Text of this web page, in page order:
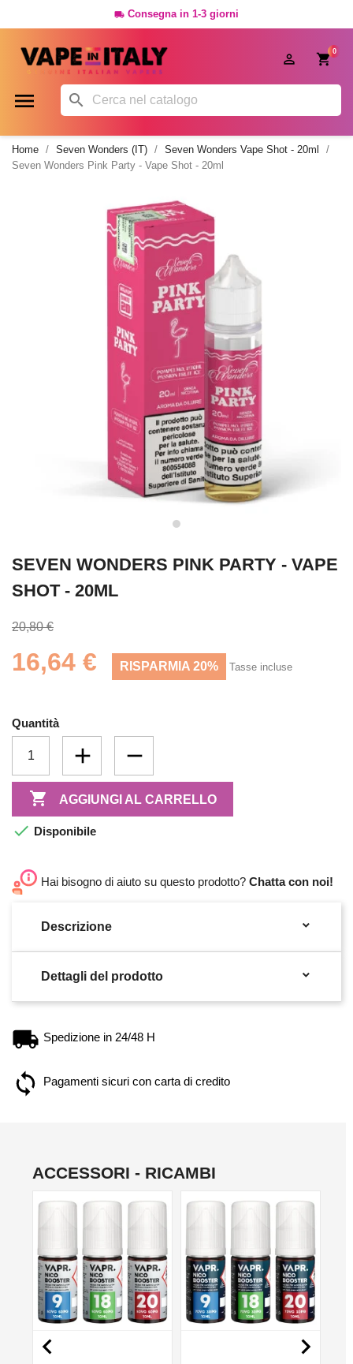
 Consegna in 1-3 giorni
0

 
Home Seven Wonders (IT)
Seven Wonders Vape Shot - 20ml
Seven Wonders Pink Party - Vape Shot - 20ml
SEVEN WONDERS PINK PARTY - VAPE
SHOT - 20ML
20,80 €
16,64 € RISPARMIA 20% Tasse incluse
Quantità
 AGGIUNGI AL CARRELLO
 Disponibile
Hai bisogno di aiuto su questo prodotto? Chatta con noi!
Descrizione 
Dettagli del prodotto 
Spedizione in 24/48 H
Pagamenti sicuri con carta di credito
ACCESSORI - RICAMBI
 